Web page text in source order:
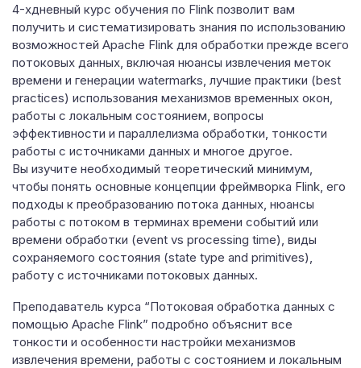
4-хдневный курс обучения по Flink позволит вам
получить и систематизировать знания по использованию
возможностей Apache Flink для обработки прежде всего
потоковых данных, включая нюансы извлечения меток
времени и генерации watermarks, лучшие практики (best
practices) использования механизмов временных окон,
работы с локальным состоянием, вопросы
эффективности и параллелизма обработки, тонкости
работы с источниками данных и многое другое.
Вы изучите необходимый теоретический минимум,
чтобы понять основные концепции фреймворка Flink, его
подходы к преобразованию потока данных, нюансы
работы с потоком в терминах времени событий или
времени обработки (event vs processing time), виды
сохраняемого состояния (state type and primitives),
работу с источниками потоковых данных.
Преподаватель курса “Потоковая обработка данных с
помощью Apache Flink” подробно объяснит все
тонкости и особенности настройки механизмов
извлечения времени, работы с состоянием и локальным